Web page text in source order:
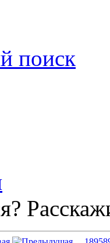
поиск